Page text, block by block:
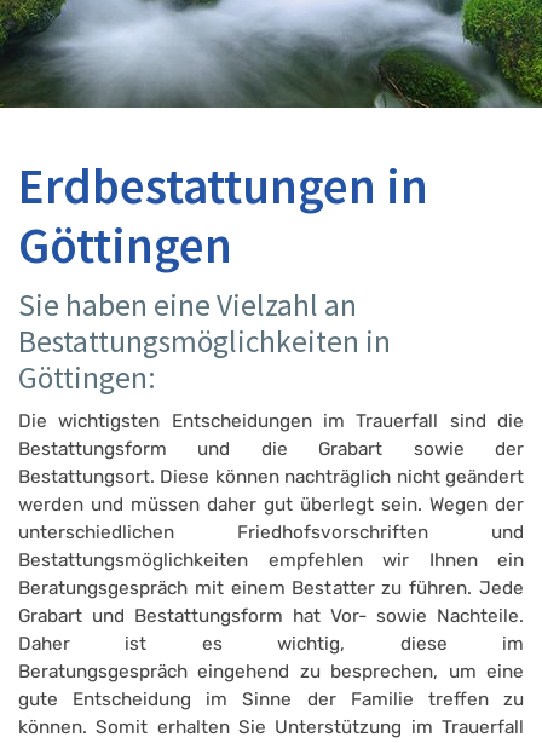
Erdbestattungen in
Göttingen
Sie haben eine Vielzahl an
Bestattungsmöglichkeiten in
Göttingen:
Die wichtigsten Entscheidungen im Trauerfall sind die
Bestattungsform und die Grabart sowie der
Bestattungsort. Diese können nachträglich nicht geändert
werden und müssen daher gut überlegt sein. Wegen der
unterschiedlichen Friedhofsvorschriften und
Bestattungsmöglichkeiten empfehlen wir Ihnen ein
Beratungsgespräch mit einem Bestatter zu führen. Jede
Grabart und Bestattungsform hat Vor- sowie Nachteile.
Daher ist es wichtig, diese im
Beratungsgespräch eingehend zu besprechen, um eine
gute Entscheidung im Sinne der Familie treffen zu
können. Somit erhalten Sie Unterstützung im Trauerfall